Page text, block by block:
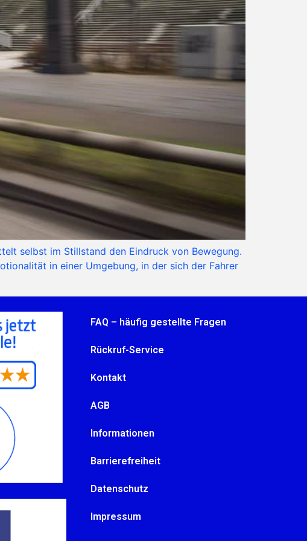
selbst im Stillstand den Eindruck von Bewegung.
in einer Umgebung, in der sich der Fahrer
FAQ – häufig gestellte Fragen
Rückruf-Service
Kontakt
AGB
Informationen
Barrierefreiheit
Datenschutz
Impressum